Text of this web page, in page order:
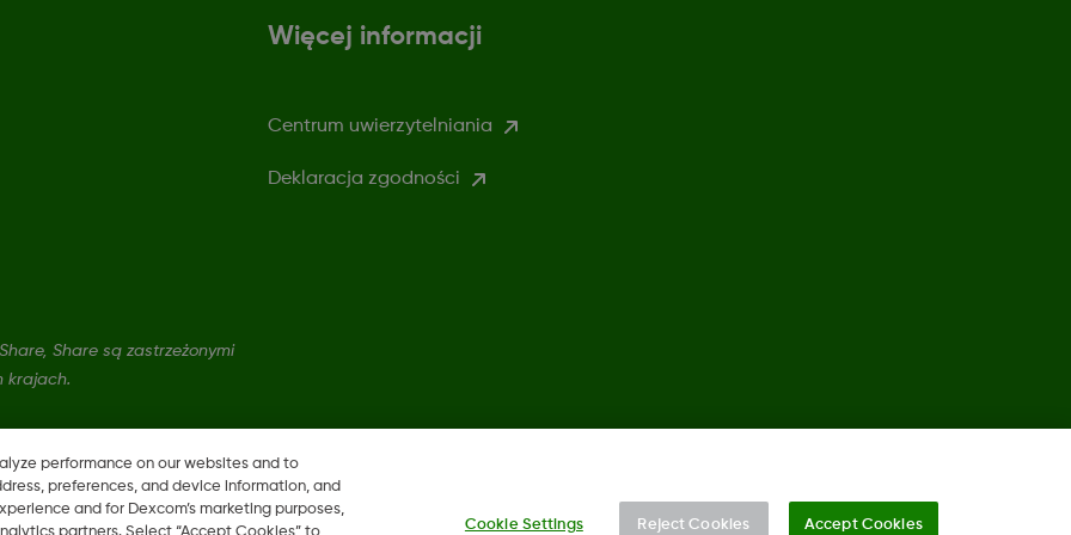
Więcej informacji
Centrum uwierzytelniania
Deklaracja zgodności
Share są zastrzeżonymi
krajach.
performance on our websites and to
preferences, and device information, and
and for Dexcom’s marketing purposes,
Cookie Settings Reject Cookies Accept Cookies